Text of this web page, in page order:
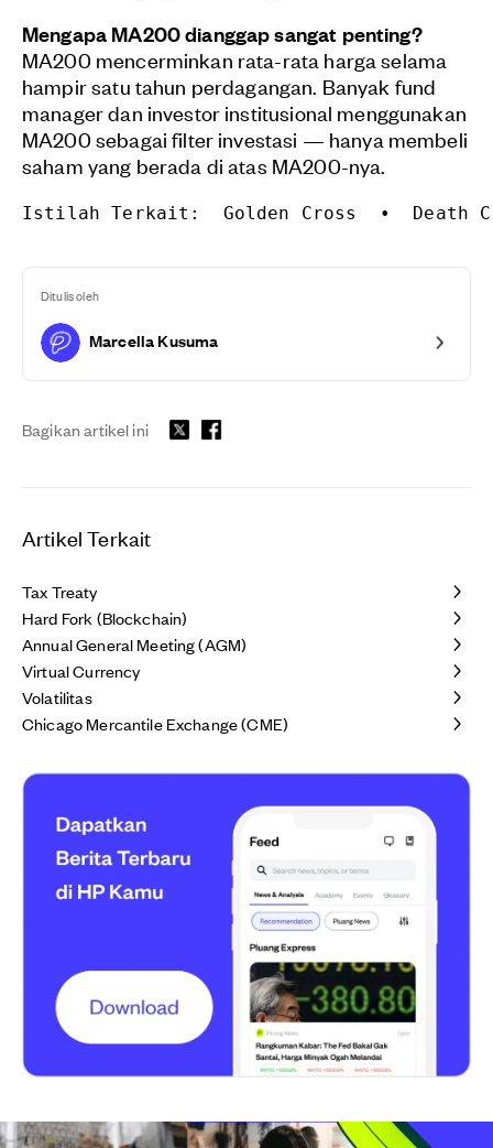
Mengapa MA200 dianggap sangat penting?
MA200 mencerminkan rata-rata harga selama
hampir satu tahun perdagangan. Banyak fund
manager dan investor institusional menggunakan
MA200 sebagai filter investasi — hanya membeli
saham yang berada di atas MA200-nya.
Istilah Terkait: Golden Cross  •  Death
Ditulis oleh
Marcella Kusuma
Bagikan artikel ini
Artikel Terkait
Tax Treaty
Hard Fork (Blockchain)
Annual General Meeting (AGM)
Virtual Currency
Volatilitas
Chicago Mercantile Exchange (CME)